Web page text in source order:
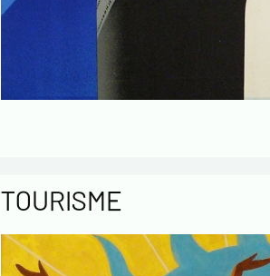
* champs obligatoires
TOURISME